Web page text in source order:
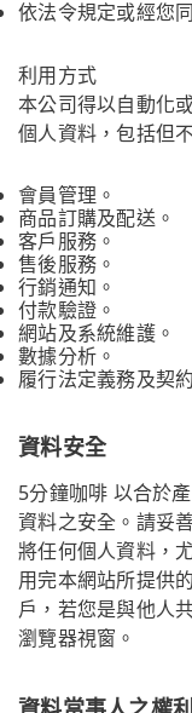
依法令規定或經您
利用方式
本公司得以自動化
個人資料，包括但
會員管理。
商品訂購及配送。
客戶服務。
售後服務。
行銷通知。
付款驗證。
網站及系統維護。
數據分析。
履行法定義務及契
資料安全
5分鐘咖啡 以合於
資料之安全。請妥
將任何個人資料，
用完本網站所提供
戶，若您是與他人
瀏覽器視窗。